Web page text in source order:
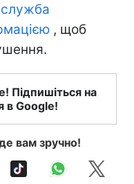
, щоб
Підпишіться на
в Google!
вам зручно!